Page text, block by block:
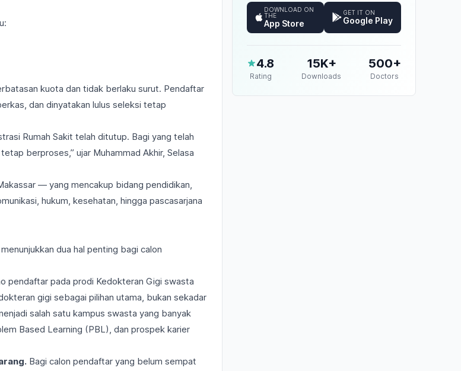
kuota dan tidak berlaku surut. Pendaftar
dan dinyatakan lulus seleksi tetap
Rumah Sakit telah ditutup. Bagi yang telah
berproses,” ujar Muhammad Akhir, Selasa
— yang mencakup bidang pendidikan,
hukum, kesehatan, hingga pascasarjana
dua hal penting bagi calon
pendaftar pada prodi Kedokteran Gigi swasta
gigi sebagai pilihan utama, bukan sekadar
salah satu kampus swasta yang banyak
Based Learning (PBL), dan prospek karier
Bagi calon pendaftar yang belum sempat
DOWNLOAD ON
THE
App Store
GET IT ON
Google Play
4.8
Rating
15K+
Downloads
500+
Doctors